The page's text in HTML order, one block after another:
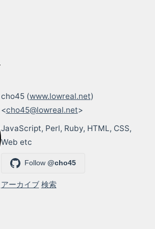
cho45 (www.lowreal.net)
<cho45@lowreal.net>
JavaScript, Perl, Ruby, HTML, CSS,
Web etc
Follow@cho45
アーカイブ 検索